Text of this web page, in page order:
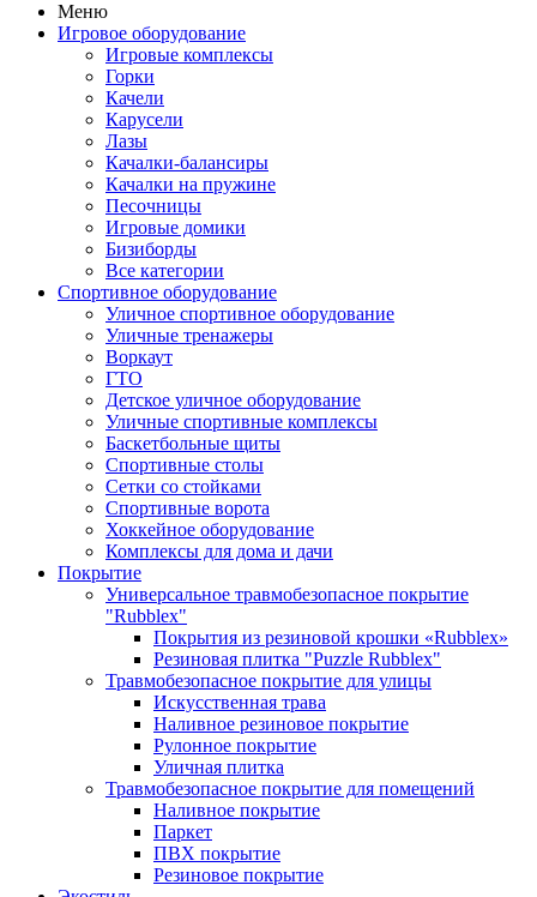
Меню
Игровое оборудование
Игровые комплексы
Горки
Качели
Карусели
Лазы
Качалки-балансиры
Качалки на пружине
Песочницы
Игровые домики
Бизиборды
Все категории
Спортивное оборудование
Уличное спортивное оборудование
Уличные тренажеры
Воркаут
ГТО
Детское уличное оборудование
Уличные спортивные комплексы
Баскетбольные щиты
Спортивные столы
Сетки со стойками
Спортивные ворота
Хоккейное оборудование
Комплексы для дома и дачи
Покрытие
Универсальное травмобезопасное покрытие
"Rubblex"
Покрытия из резиновой крошки «Rubblex»
Резиновая плитка "Puzzle Rubblex"
Травмобезопасное покрытие для улицы
Искусственная трава
Наливное резиновое покрытие
Рулонное покрытие
Уличная плитка
Травмобезопасное покрытие для помещений
Наливное покрытие
Паркет
ПВХ покрытие
Резиновое покрытие